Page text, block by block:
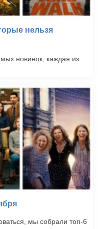
нельзя
новинок, каждая из
мы собрали топ-6